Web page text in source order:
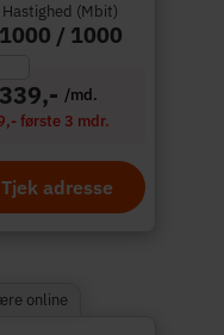
Hastighed (Mbit)
1000 / 1000
339,- /md.
første 3 mdr.
Tjek adresse
online